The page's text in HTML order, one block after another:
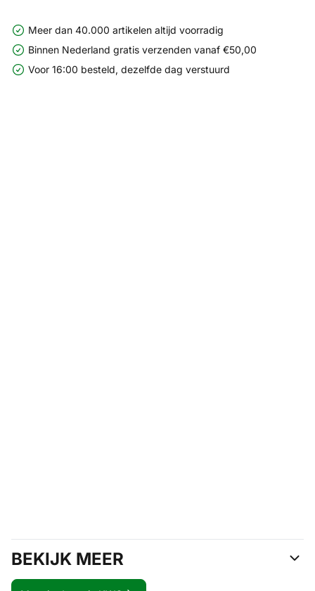
Meer dan 40.000 artikelen altijd voorradig
Binnen Nederland gratis verzenden vanaf €50,00
Voor 16:00 besteld, dezelfde dag verstuurd
BEKIJK MEER